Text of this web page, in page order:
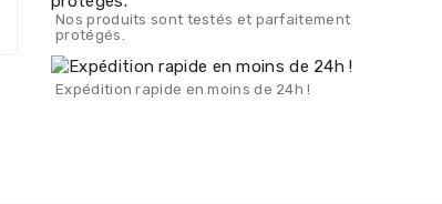
Nos produits sont testés et parfaitement
protégés.
Expédition rapide en moins de 24h !